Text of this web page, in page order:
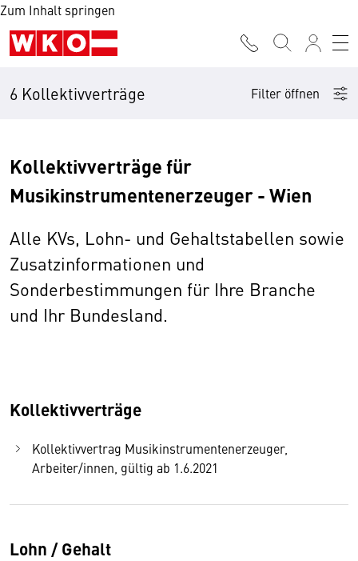
Zum Inhalt springen
6 Kollektivverträge Filter öffnen
Kollektivverträge für
Musikinstrumentenerzeuger - Wien
Alle KVs, Lohn- und Gehaltstabellen sowie
Zusatzinformationen und
Sonderbestimmungen für Ihre Branche
und Ihr Bundesland.
Kollektivverträge
Kollektivvertrag Musikinstrumentenerzeuger,
Arbeiter/innen, gültig ab 1.6.2021
Lohn / Gehalt